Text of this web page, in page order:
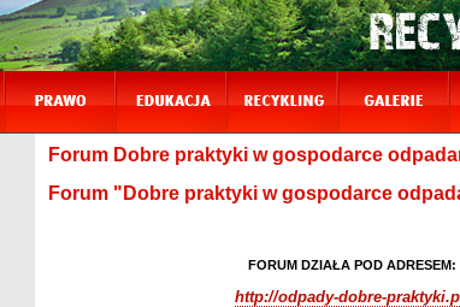
Forum Dobre praktyki w gospodarce
Forum "Dobre praktyki w gospodarce
FORUM DZIAŁA POD ADRESEM:
http://odpady-dobre-